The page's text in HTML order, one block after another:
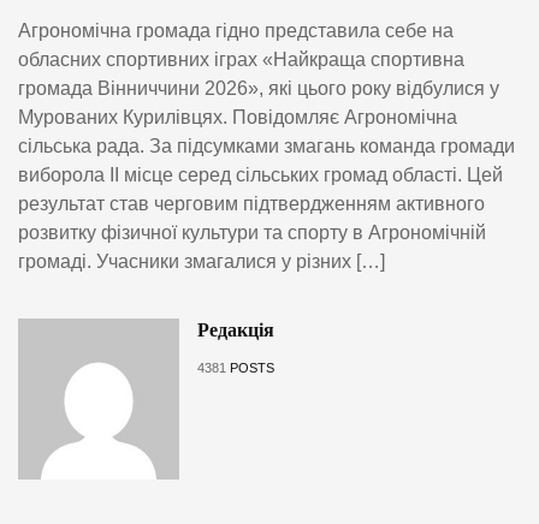
Агрономічна громада гідно представила себе на
обласних спортивних іграх «Найкраща спортивна
громада Вінниччини 2026», які цього року відбулися у
Мурованих Курилівцях. Повідомляє Агрономічна
сільська рада. За підсумками змагань команда громади
виборола ІІ місце серед сільських громад області. Цей
результат став черговим підтвердженням активного
розвитку фізичної культури та спорту в Агрономічній
громаді. Учасники змагалися у різних […]
Редакція
4381 POSTS